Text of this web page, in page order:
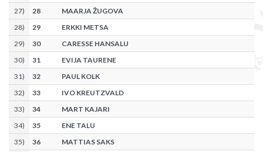
27) 28
MAARJA ŽUGOVA
28) 29
ERKKI METSA
29) 30
CARESSE HANSALU
30) 31
EVIJA TAURENE
31) 32
PAUL KOLK
32) 33
IVO KREUTZVALD
33) 34
MART KAJARI
34) 35
ENE TALU
35) 36
MATTIAS SAKS